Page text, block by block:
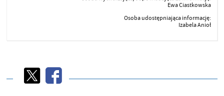
Ewa Ciastkowska
Osoba udostępniająca informację:
Izabela Anioł